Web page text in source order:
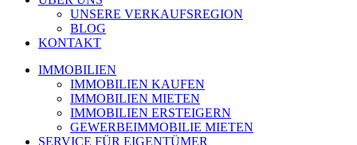
UNSERE VERKAUFSREGION
BLOG
KONTAKT
IMMOBILIEN
IMMOBILIEN KAUFEN
IMMOBILIEN MIETEN
IMMOBILIEN ERSTEIGERN
GEWERBEIMMOBILIE MIETEN
SERVICE FÜR EIGENTÜMER